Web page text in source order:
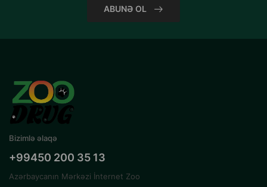
ABUNƏ OL
Bizimlə əlaqə
+99450 200 35 13
Azərbaycanın Mərkəzi İnternet Zoo